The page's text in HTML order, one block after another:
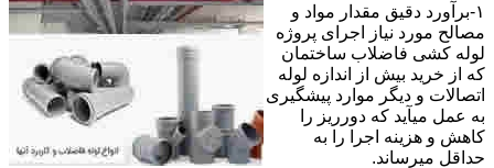
۱-برآورد دقیق مقدار مواد و
مصالح مورد نیاز اجرای پروژه
لوله کشی فاضلاب ساختمان
که از خرید بیش از اندازه لوله
اتصالات و دیگر موارد پیشگیری
به عمل میآید که دورریز را
کاهش و هزینه اجرا را به
حداقل میرساند.